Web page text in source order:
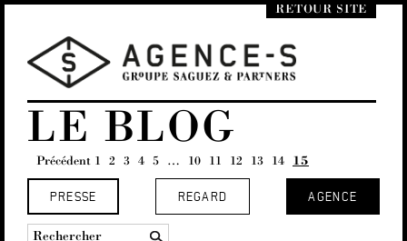
RETOUR SITE
LE BLOG
Précédent 1 2 3 4 5 … 10 11 12 13 14 15
AGENCE
PRESSE REGARD